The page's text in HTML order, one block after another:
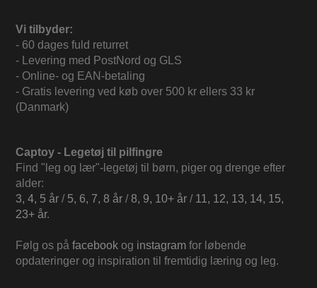
Vi tilbyder:
- 60 dages fuld returret
- Levering med PostNord og GLS
- Online- og EAN-betaling
- Gratis levering ved køb over 500 kr ellers 33 kr
(Danmark)
Captoy - Legetøj til pilfingre
Find "leg og lær"-legetøj til børn, piger og drenge efter
alder:
3, 4, 5 år / 5, 6, 7, 8 år /8, 9, 10+ år / 11, 12, 13, 14, 15,
23+ år.
Følg os på facebook og instagram for løbende
opdateringer og inspiration til fremtidig læring og leg.